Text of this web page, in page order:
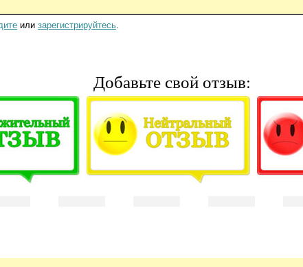
или зарегистрируйтесь.
Добавьте свой отзыв: